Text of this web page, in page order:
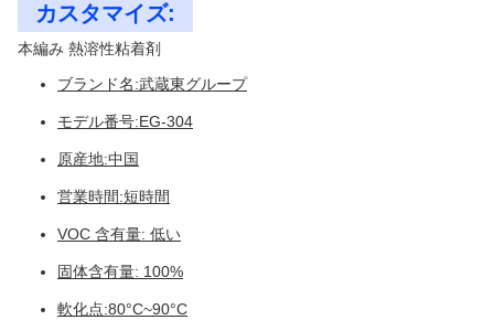
カスタマイズ:
本編み 熱溶性粘着剤
ブランド名:武蔵東グループ
モデル番号:EG-304
原産地:中国
営業時間:短時間
VOC 含有量: 低い
固体含有量: 100%
軟化点:80°C~90°C